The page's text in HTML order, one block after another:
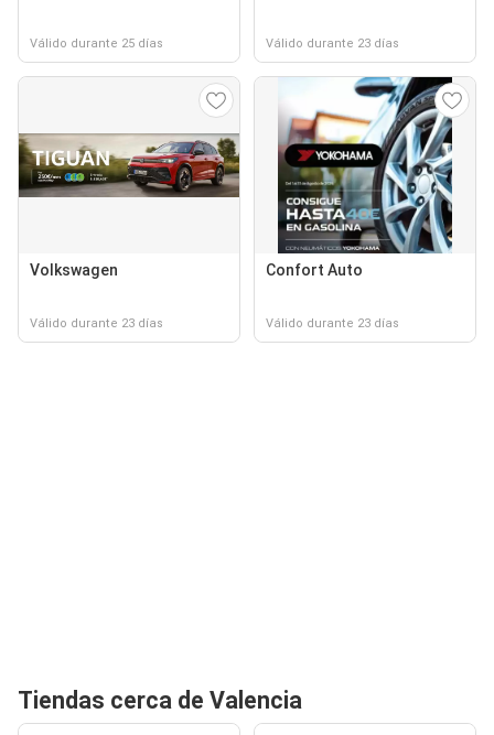
Válido durante 25 días Válido durante 23 días
Volkswagen
Válido durante 23 días
Confort Auto
Válido durante 23 días
Tiendas cerca de Valencia